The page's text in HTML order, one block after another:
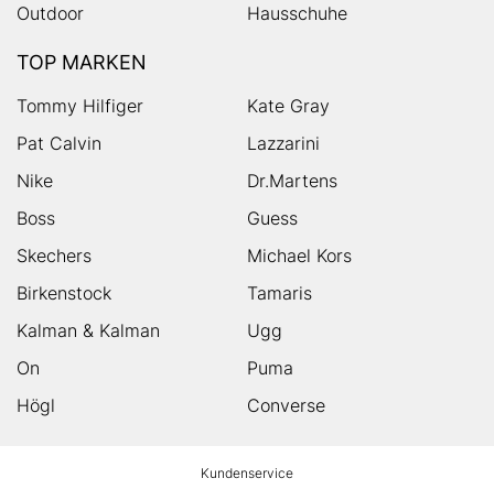
Outdoor
Hausschuhe
TOP MARKEN
Tommy Hilfiger
Kate Gray
Pat Calvin
Lazzarini
Nike
Dr.Martens
Boss
Guess
Skechers
Michael Kors
Birkenstock
Tamaris
Kalman & Kalman
Ugg
On
Puma
Högl
Converse
Kundenservice